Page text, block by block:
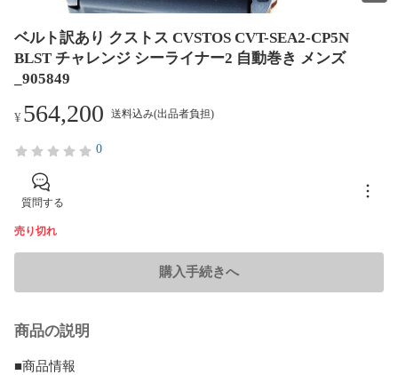
ベルト訳あり クストス CVSTOS CVT-SEA2-CP5N
BLST チャレンジ シーライナー2 自動巻き メンズ
_905849
¥564,200 送料込み(出品者負担)
0
質問する
売り切れ
購入手続きへ
商品の説明
■商品情報